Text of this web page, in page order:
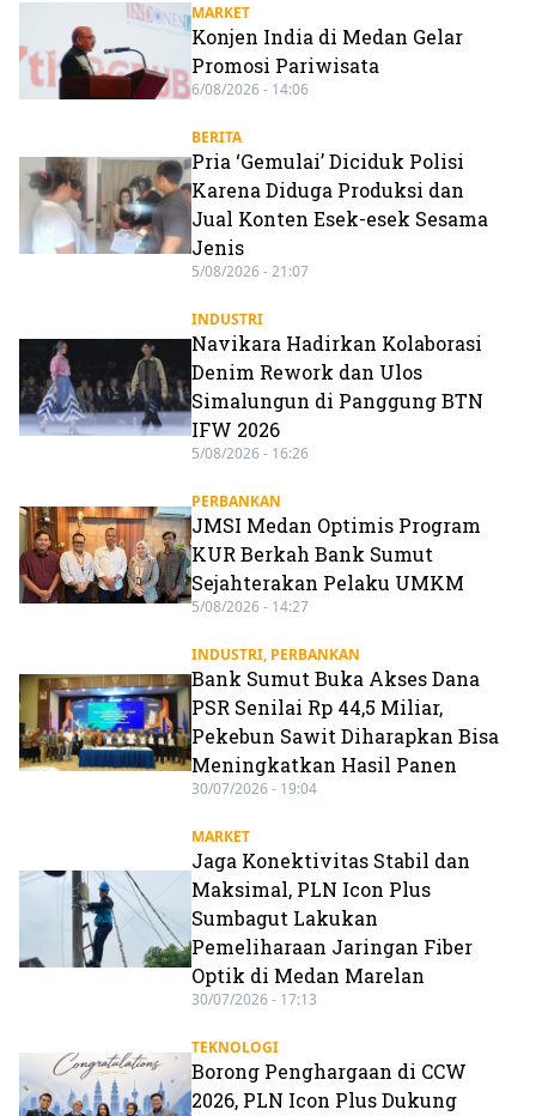
MARKET
Konjen India di Medan Gelar
Promosi Pariwisata
6/08/2026 - 14:06
BERITA
Pria ‘Gemulai’ Diciduk Polisi
Karena Diduga Produksi dan
Jual Konten Esek-esek Sesama
Jenis
5/08/2026 - 21:07
INDUSTRI
Navikara Hadirkan Kolaborasi
Denim Rework dan Ulos
Simalungun di Panggung BTN
IFW 2026
5/08/2026 - 16:26
PERBANKAN
JMSI Medan Optimis Program
KUR Berkah Bank Sumut
Sejahterakan Pelaku UMKM
5/08/2026 - 14:27
INDUSTRI, PERBANKAN
Bank Sumut Buka Akses Dana
PSR Senilai Rp 44,5 Miliar,
Pekebun Sawit Diharapkan Bisa
Meningkatkan Hasil Panen
30/07/2026 - 19:04
MARKET
Jaga Konektivitas Stabil dan
Maksimal, PLN Icon Plus
Sumbagut Lakukan
Pemeliharaan Jaringan Fiber
Optik di Medan Marelan
30/07/2026 - 17:13
TEKNOLOGI
Borong Penghargaan di CCW
2026, PLN Icon Plus Dukung